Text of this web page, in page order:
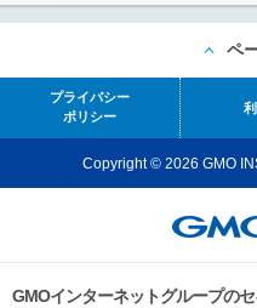
ペ
プライバシー
ポリシー
Copyright © 2026 GMO
GMOインターネットグループの